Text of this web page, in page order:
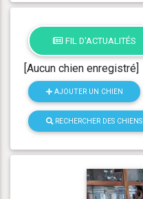
FIL D'ACTUALITÉS
[Aucun chien enregistré]
AJOUTER UN CHIEN
RECHERCHER DES CHIENS